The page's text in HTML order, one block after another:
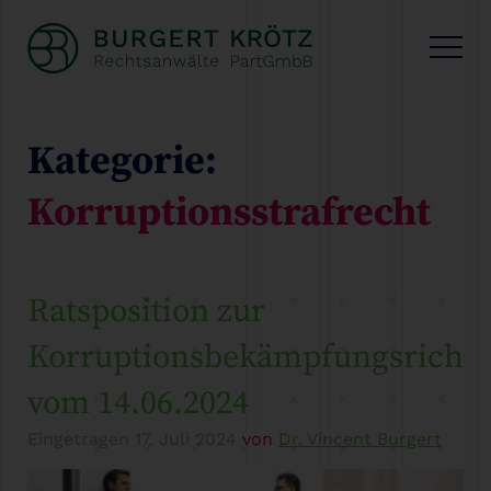
Kategorie:
Korruptionsstrafrecht
Ratsposition zur
vom 14.06.2024
von Dr. Vincent Burgert